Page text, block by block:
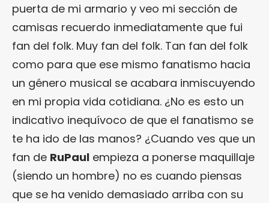
puerta de mi armario y veo mi sección de
camisas recuerdo inmediatamente que fui
fan del folk. Muy fan del folk. Tan fan del folk
como para que ese mismo fanatismo hacia
un género musical se acabara inmiscuyendo
en mi propia vida cotidiana. ¿No es esto un
indicativo inequívoco de que el fanatismo se
te ha ido de las manos? ¿Cuando ves que un
fan de RuPaul empieza a ponerse maquillaje
(siendo un hombre) no es cuando piensas
que se ha venido demasiado arriba con su